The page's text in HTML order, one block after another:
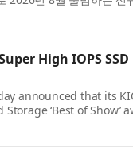
...
High IOPS
announced that its
‘Best of Show’
and solution ...